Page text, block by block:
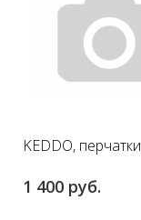
KEDDO, перчатки
1 400 руб.